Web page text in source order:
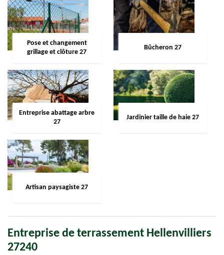
Pose et changement
grillage et clôture 27
Bûcheron 27
Entreprise abattage arbre
27
Jardinier taille de haie 27
Artisan paysagiste 27
Entreprise de terrassement Hellenvilliers
27240